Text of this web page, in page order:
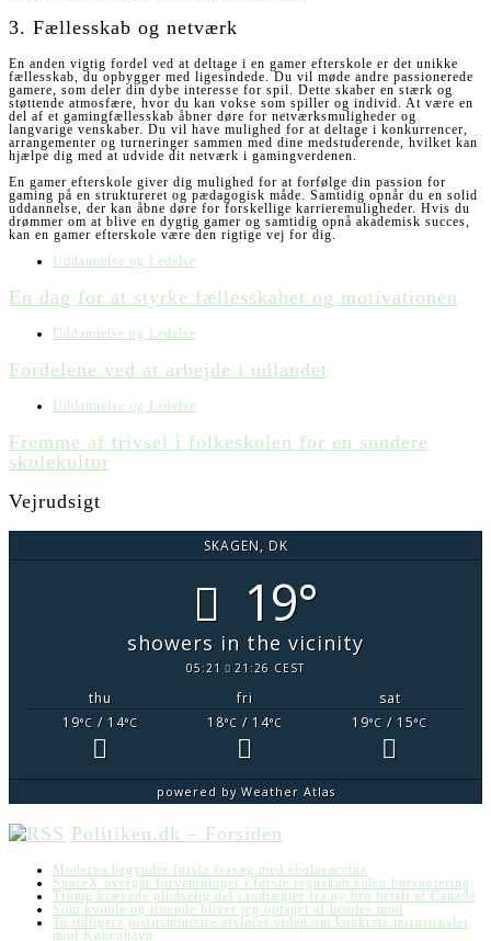
3. Fællesskab og netværk
En anden vigtig fordel ved at deltage i en gamer efterskole er det unikke
fællesskab, du opbygger med ligesindede. Du vil møde andre passionerede
gamere, som deler din dybe interesse for spil. Dette skaber en stærk og
støttende atmosfære, hvor du kan vokse som spiller og individ. At være en
del af et gamingfællesskab åbner døre for netværksmuligheder og
langvarige venskaber. Du vil have mulighed for at deltage i konkurrencer,
arrangementer og turneringer sammen med dine medstuderende, hvilket kan
hjælpe dig med at udvide dit netværk i gamingverdenen.
En gamer efterskole giver dig mulighed for at forfølge din passion for
gaming på en struktureret og pædagogisk måde. Samtidig opnår du en solid
uddannelse, der kan åbne døre for forskellige karrieremuligheder. Hvis du
drømmer om at blive en dygtig gamer og samtidig opnå akademisk succes,
kan en gamer efterskole være den rigtige vej for dig.
Uddannelse og Ledelse
En dag for at styrke fællesskabet og motivationen
Uddannelse og Ledelse
Fordelene ved at arbejde i udlandet
Uddannelse og Ledelse
Fremme af trivsel i folkeskolen for en sundere
skolekultur
Vejrudsigt
SKAGEN, DK
19°
showers in the vicinity
05:21 21:26 CEST
thu fri
sat
19°C / 14°C 18°C / 14°C 19°C / 15°C
powered by Weather Atlas
Politiken.dk – Forsiden
Moderna begynder første forsøg med ebolavaccine
SpaceX overgår forventninger i første regnskab siden børsnotering
Trump krævede pludselig del i indtægter fra ny bro betalt af Canada
Som kvinde og troende bliver jeg optaget af hendes mod
To tidligere justitsministre afslører viden om konkrete terrortrusler
mod København